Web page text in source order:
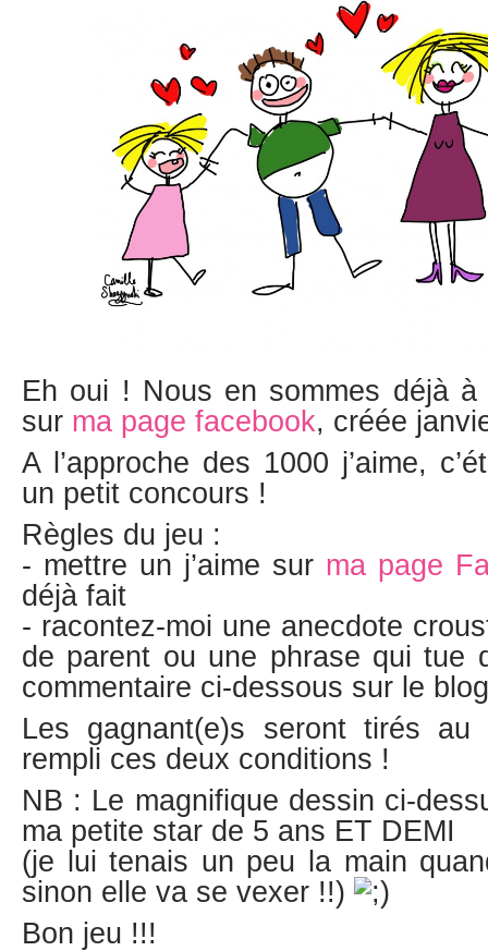
Eh oui ! Nous en sommes déjà à
sur ma page facebook, créée
A l’approche des 1000 j’aime,
un petit concours !
Règles du jeu :
- mettre un j’aime sur ma page
déjà fait
- racontez-moi une anecdote
de parent ou une phrase qui tue
commentaire ci-dessous sur le blog
Les gagnant(e)s seront tirés au
rempli ces deux conditions !
NB : Le magnifique dessin ci-
ma petite star de 5 ans ET DEMI
(je lui tenais un peu la main
sinon elle va se vexer !!)
Bon jeu !!!